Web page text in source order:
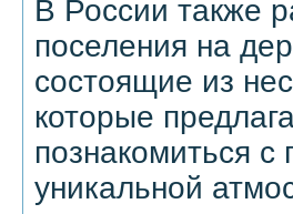
В России также
поселения на
состоящие из
которые
познакомиться
уникальной